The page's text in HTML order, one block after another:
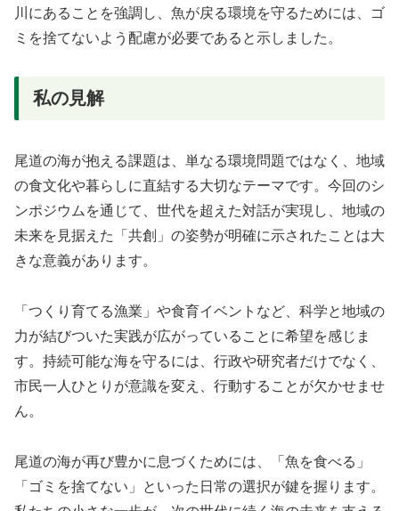
川にあることを強調し、魚が戻る環境を守るためには、ゴ
ミを捨てないよう配慮が必要であると示しました。
私の見解
尾道の海が抱える課題は、単なる環境問題ではなく、地域
の食文化や暮らしに直結する大切なテーマです。今回のシ
ンポジウムを通じて、世代を超えた対話が実現し、地域の
未来を見据えた「共創」の姿勢が明確に示されたことは大
きな意義があります。
「つくり育てる漁業」や食育イベントなど、科学と地域の
力が結びついた実践が広がっていることに希望を感じま
す。持続可能な海を守るには、行政や研究者だけでなく、
市民一人ひとりが意識を変え、行動することが欠かせませ
ん。
尾道の海が再び豊かに息づくためには、「魚を食べる」
「ゴミを捨てない」といった日常の選択が鍵を握ります。